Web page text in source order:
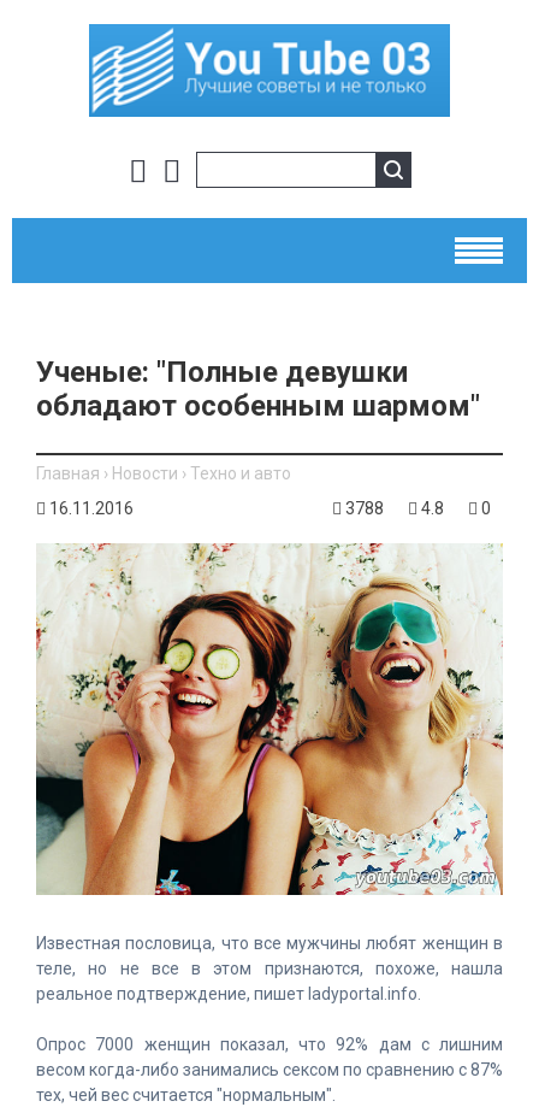
​Ученые: "Полные девушки
обладают особенным шармом"
Главная › Новости › Техно и авто
16.11.2016
3788 4.8 0
Известная пословица, что все мужчины любят женщин в
теле, но не все в этом признаются, похоже, нашла
реальное подтверждение, пишет ladyportal.info.
Опрос 7000 женщин показал, что 92% дам с лишним
весом когда-либо занимались сексом по сравнению с 87%
тех, чей вес считается "нормальным".